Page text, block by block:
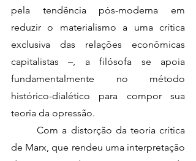
pela tendência pós-moderna em
reduzir o materialismo a uma crítica
exclusiva das relações econômicas
capitalistas –, a filósofa se apoia
fundamentalmente no método
histórico-dialético para compor sua
teoria da opressão.
	Com a distorção da teoria crítica
de Marx, que rendeu uma interpretação